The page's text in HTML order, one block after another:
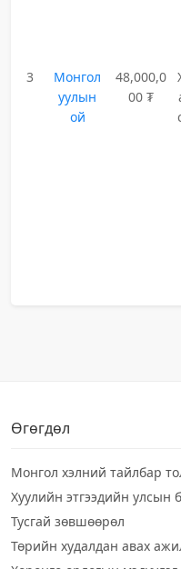
3
Монгол
уулын
ой
48,000,0
00 ₮
Өгөгдөл
Монгол хэлний тайлбар
Хуулийн этгээдийн улсын
Тусгай зөвшөөрөл
Төрийн худалдан авах